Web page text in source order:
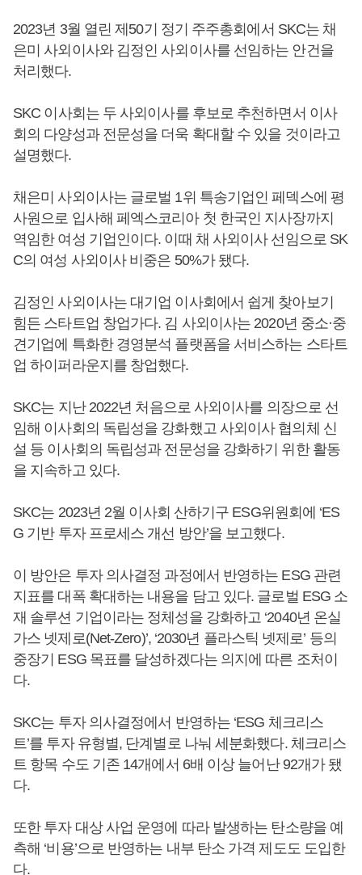
2023년 3월 열린 제50기 정기 주주총회에서 SKC는 채
은미 사외이사와 김정인 사외이사를 선임하는 안건을
처리했다.
SKC 이사회는 두 사외이사를 후보로 추천하면서 이사
회의 다양성과 전문성을 더욱 확대할 수 있을 것이라고
설명했다.
채은미 사외이사는 글로벌 1위 특송기업인 페덱스에 평
사원으로 입사해 페엑스코리아 첫 한국인 지사장까지
역임한 여성 기업인이다. 이때 채 사외이사 선임으로 SK
C의 여성 사외이사 비중은 50%가 됐다.
김정인 사외이사는 대기업 이사회에서 쉽게 찾아보기
힘든 스타트업 창업가다. 김 사외이사는 2020년 중소·중
견기업에 특화한 경영분석 플랫폼을 서비스하는 스타트
업 하이퍼라운지를 창업했다.
SKC는 지난 2022년 처음으로 사외이사를 의장으로 선
임해 이사회의 독립성을 강화했고 사외이사 협의체 신
설 등 이사회의 독립성과 전문성을 강화하기 위한 활동
을 지속하고 있다.
SKC는 2023년 2월 이사회 산하기구 ESG위원회에 ‘ES
G 기반 투자 프로세스 개선 방안’을 보고했다.
이 방안은 투자 의사결정 과정에서 반영하는 ESG 관련
지표를 대폭 확대하는 내용을 담고 있다. 글로벌 ESG 소
재 솔루션 기업이라는 정체성을 강화하고 ‘2040년 온실
가스 넷제로(Net-Zero)’, ‘2030년 플라스틱 넷제로’ 등의
중장기 ESG 목표를 달성하겠다는 의지에 따른 조처이
다.
SKC는 투자 의사결정에서 반영하는 ‘ESG 체크리스
트’를 투자 유형별, 단계별로 나눠 세분화했다. 체크리스
트 항목 수도 기존 14개에서 6배 이상 늘어난 92개가 됐
다.
또한 투자 대상 사업 운영에 따라 발생하는 탄소량을 예
측해 ‘비용’으로 반영하는 내부 탄소 가격 제도도 도입한
다.